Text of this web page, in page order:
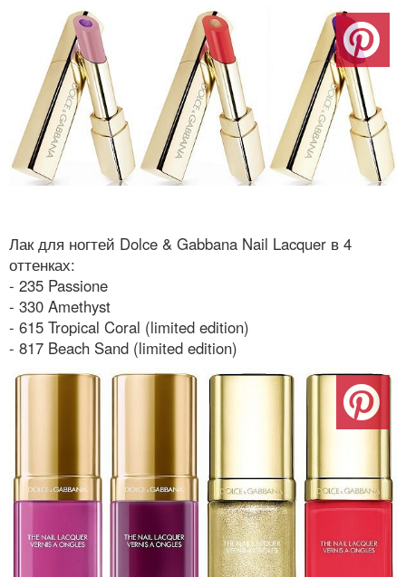
Лак для ногтей Dolce & Gabbana Nail Lacquer в 4
оттенках:
- 235 Passione
- 330 Amethyst
- 615 Tropical Coral (limited edition)
- 817 Beach Sand (limited edition)